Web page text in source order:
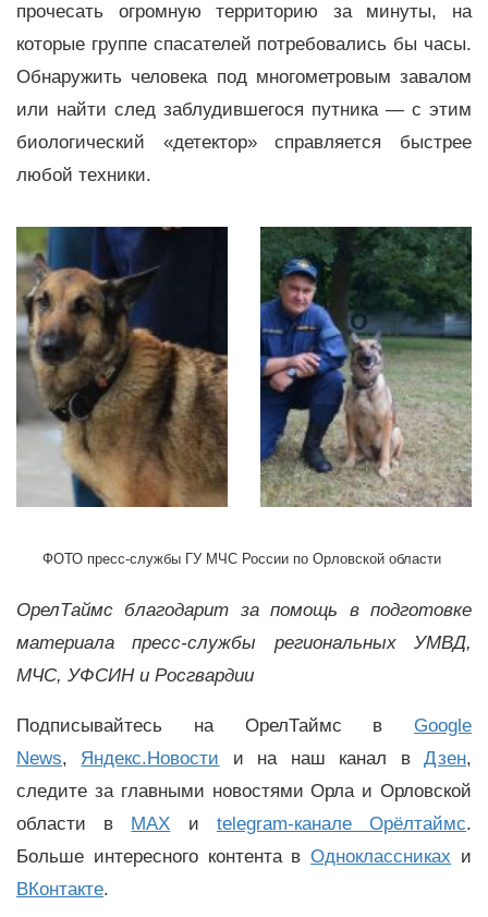
прочесать огромную территорию за минуты, на
которые группе спасателей потребовались бы часы.
Обнаружить человека под многометровым завалом
или найти след заблудившегося путника — с этим
биологический «детектор» справляется быстрее
любой техники.
ФОТО пресс-службы ГУ МЧС России по Орловской области
ОрелТаймс благодарит за помощь в подготовке
материала пресс-службы региональных УМВД,
МЧС, УФСИН и Росгвардии
Подписывайтесь на ОрелТаймс в Google
News, Яндекс.Новости и на наш канал вДзен,
следите за главными новостями Орла и Орловской
области в MAX и telegram-канале Орёлтаймс.
Больше интересного контента вОдноклассниках и
ВКонтакте.